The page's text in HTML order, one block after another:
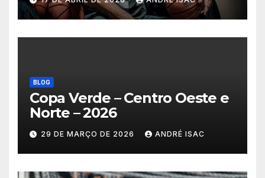
BLOG
Copa Verde – Centro Oeste e
Norte – 2026
29 DE MARÇO DE 2026 ANDRÉ ISAC